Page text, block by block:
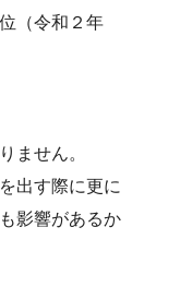
（令和２年
ません。
出す際に更に
影響があるか